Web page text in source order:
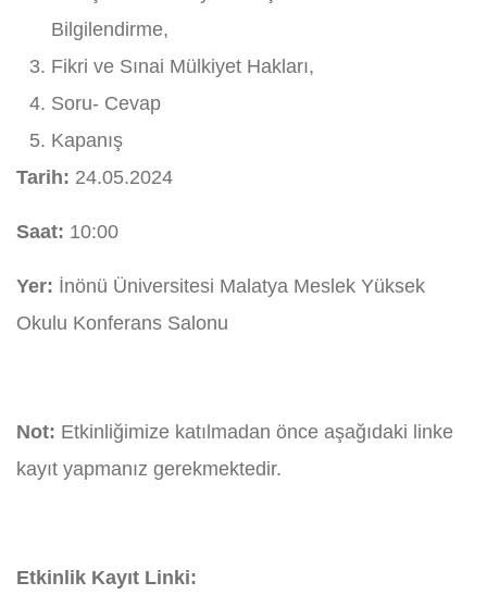
Bilgilendirme,
Fikri ve Sınai Mülkiyet Hakları,
Soru- Cevap
Kapanış
Tarih: 24.05.2024
Saat: 10:00
Yer: İnönü Üniversitesi Malatya Meslek Yüksek
Okulu Konferans Salonu
Not: Etkinliğimize katılmadan önce aşağıdaki linke
kayıt yapmanız gerekmektedir.
Etkinlik Kayıt Linki: